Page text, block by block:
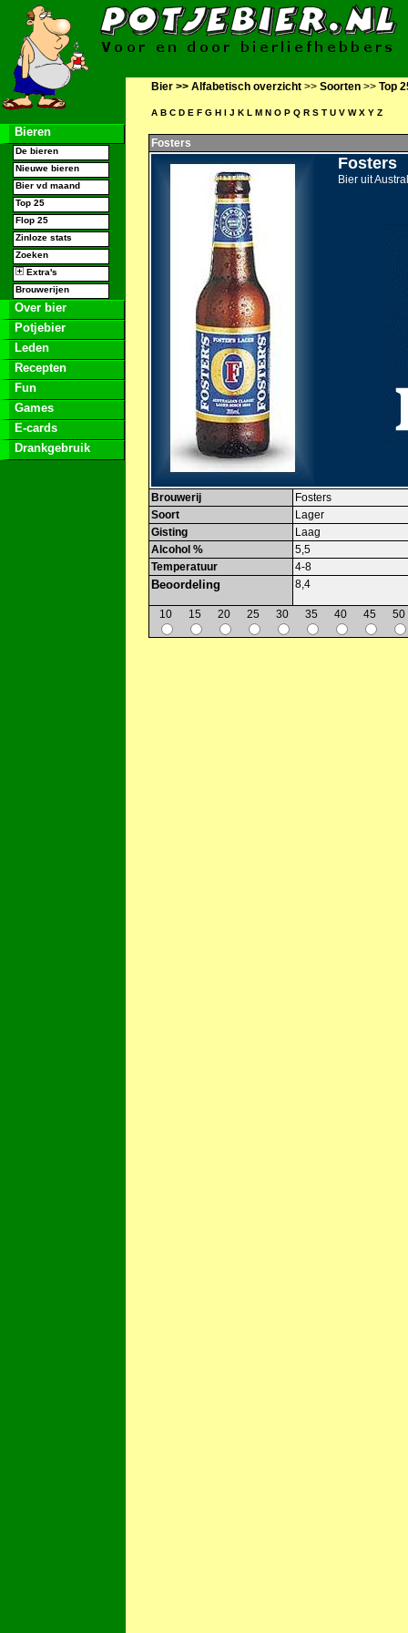
Bieren
De bieren
Nieuwe bieren
Bier vd maand
Top 25
Flop 25
Zinloze stats
Zoeken
Extra's
Brouwerijen
Over bier
Potjebier
Leden
Recepten
Fun
Games
E-cards
Drankgebruik
Bier >> Alfabetisch overzicht >> Soorten >> Top
A B C D E F G H I J K L M N O P Q R S T U V W X Y Z
Fosters
Fosters
Bier uit
Brouwerij
Fosters
Soort
Lager
Gisting
Laag
Alcohol %
5,5
Temperatuur
4-8
Beoordeling 8,4
10 15 20 25 30 35 40 45 50